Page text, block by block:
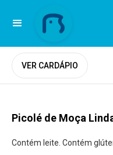
VER CARDÁPIO
Picolé de Moça
Contém leite. Contém